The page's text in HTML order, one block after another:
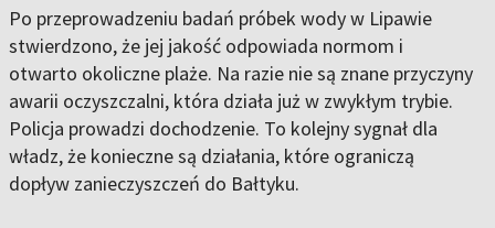
Po przeprowadzeniu badań próbek wody w Lipawie
stwierdzono, że jej jakość odpowiada normom i
otwarto okoliczne plaże. Na razie nie są znane przyczyny
awarii oczyszczalni, która działa już w zwykłym trybie.
Policja prowadzi dochodzenie. To kolejny sygnał dla
władz, że konieczne są działania, które ograniczą
dopływ zanieczyszczeń do Bałtyku.